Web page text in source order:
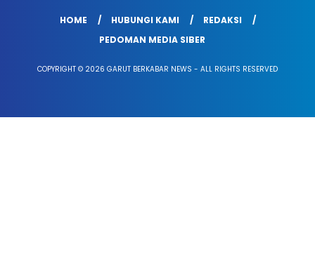
HOME HUBUNGI KAMI
REDAKSI
PEDOMAN MEDIA SIBER
COPYRIGHT © 2026 GARUT BERKABAR NEWS - ALL RIGHTS RESERVED